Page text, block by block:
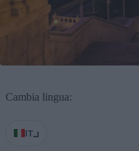
Cambia lingua:
IT